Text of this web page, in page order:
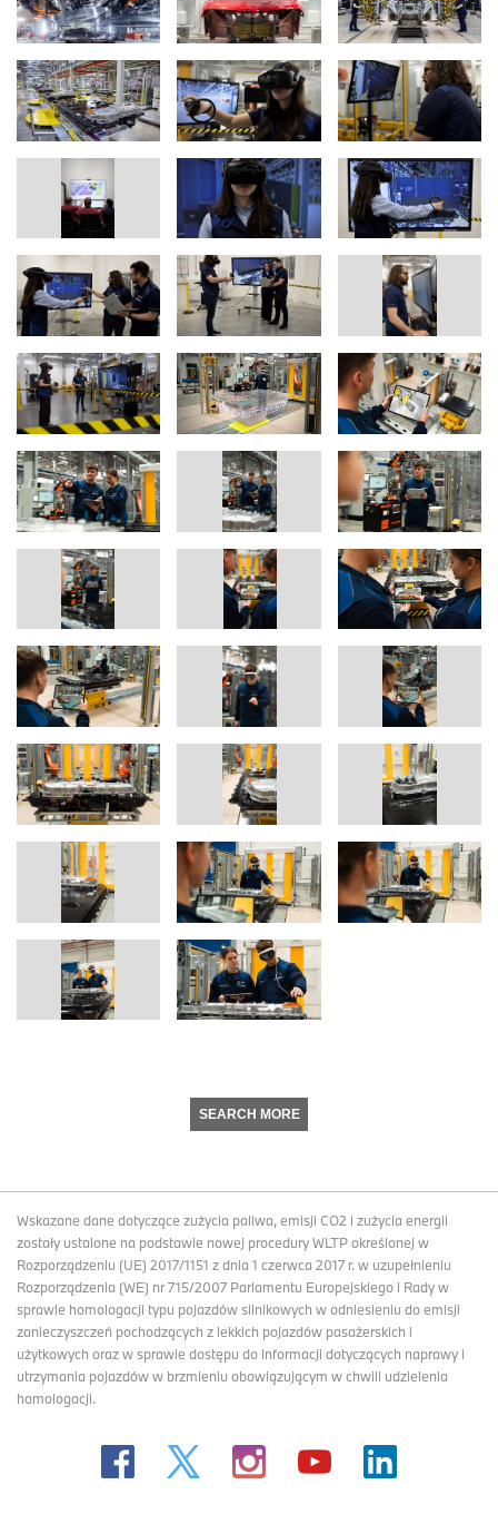
SEARCH MORE
Wskazane dane dotyczące zużycia paliwa, emisji CO2 i zużycia energii
zostały ustalone na podstawie nowej procedury WLTP określonej w
Rozporządzeniu (UE) 2017/1151 z dnia 1 czerwca 2017 r. w uzupełnieniu
Rozporządzenia (WE) nr 715/2007 Parlamentu Europejskiego i Rady w
sprawie homologacji typu pojazdów silnikowych w odniesieniu do emisji
zanieczyszczeń pochodzących z lekkich pojazdów pasażerskich i
użytkowych oraz w sprawie dostępu do informacji dotyczących naprawy i
utrzymania pojazdów w brzmieniu obowiązującym w chwili udzielenia
homologacji.